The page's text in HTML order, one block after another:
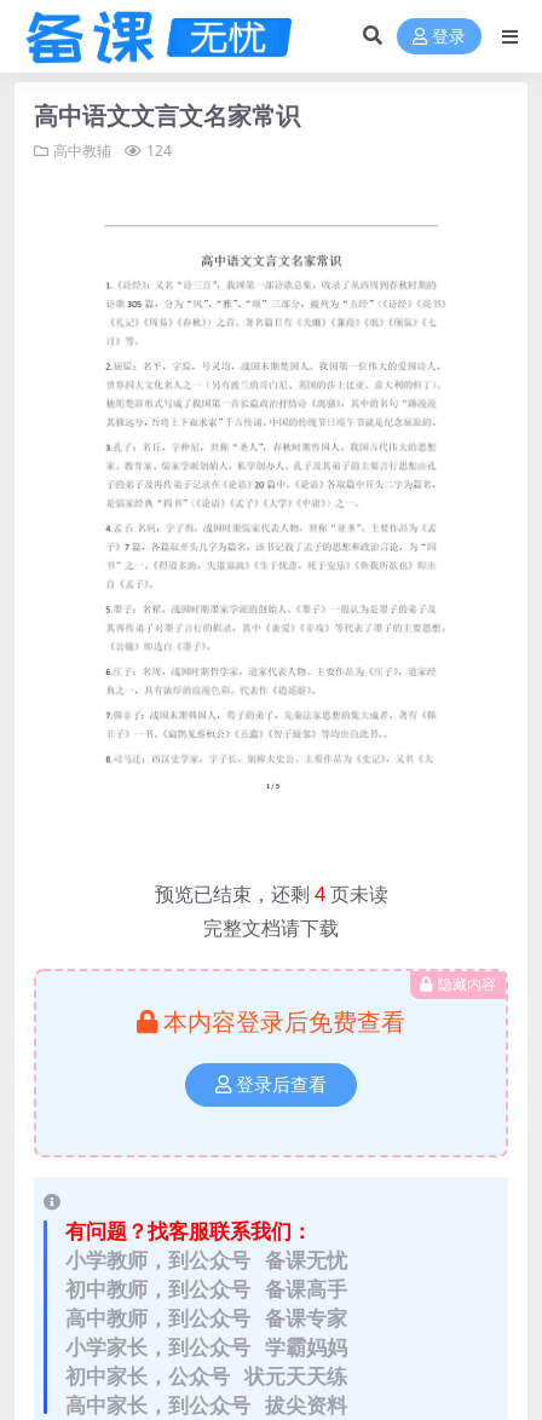
登录
高中语文文言文名家常识
高中教辅 124
预览已结束，还剩 4页未读
完整文档请下载
隐藏内容
本内容登录后免费查看
登录后查看
有问题？找客服联系我们：
小学教师，到公众号 备课无忧
初中教师，到公众号 备课高手
高中教师，到公众号 备课专家
小学家长，到公众号 学霸妈妈
初中家长，公众号 状元天天练
高中家长，到公众号 拔尖资料